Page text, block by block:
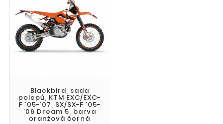
Blackbird, sada
polepů, KTM EXC/EXC-
F '05-'07, SX/SX-F '05-
'06 Dream 5, barva
oranžová černá